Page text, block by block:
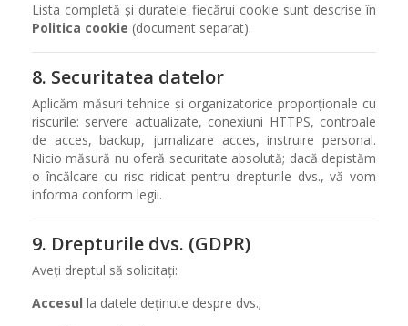
Lista completă și duratele fiecărui cookie sunt descrise în
Politica cookie (document separat).
8. Securitatea datelor
Aplicăm măsuri tehnice și organizatorice proporționale cu
riscurile: servere actualizate, conexiuni HTTPS, controale
de acces, backup, jurnalizare acces, instruire personal.
Nicio măsură nu oferă securitate absolută; dacă depistăm
o încălcare cu risc ridicat pentru drepturile dvs., vă vom
informa conform legii.
9. Drepturile dvs. (GDPR)
Aveți dreptul să solicitați:
Accesul la datele deținute despre dvs.;